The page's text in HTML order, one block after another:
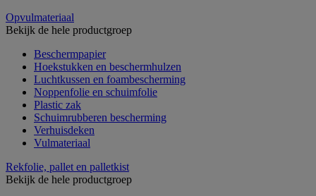
Opvulmateriaal
Bekijk de hele productgroep
Beschermpapier
Hoekstukken en beschermhulzen
Luchtkussen en foambescherming
Noppenfolie en schuimfolie
Plastic zak
Schuimrubberen bescherming
Verhuisdeken
Vulmateriaal
Rekfolie, pallet en palletkist
Bekijk de hele productgroep